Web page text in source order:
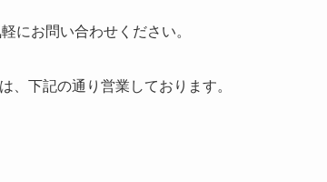
にお問い合わせください。
、下記の通り営業しております。